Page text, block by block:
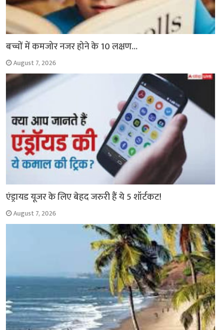
बच्चों में कमजोर नजर होने के 10 लक्षण…
August 7, 2026
एंड्रायड यूजर के लिए बेहद जरुरी हैं ये 5 शॉर्टकट!
August 7, 2026